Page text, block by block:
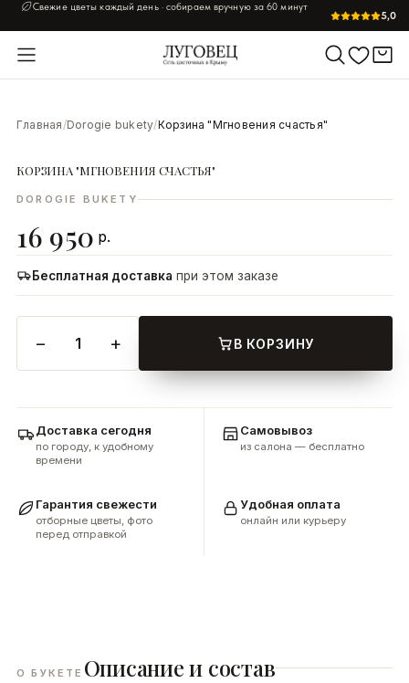
Свежие цветы каждый день · собираем вручную за 60 минут
5,0
Главная/Dorogie bukety/Корзина "Мгновения счастья"
КОРЗИНА "МГНОВЕНИЯ СЧАСТЬЯ"
DOROGIE BUKETY
16 950 р.
Бесплатная доставка при этом заказе
− 1 + В КОРЗИНУ
Доставка сегодня
по городу, к удобному
времени
Самовывоз
из салона — бесплатно
Гарантия свежести
отборные цветы, фото
перед отправкой
Удобная оплата
онлайн или курьеру
О БУКЕТЕ Описание и состав